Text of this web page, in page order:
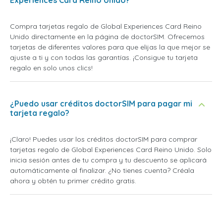
Compra tarjetas regalo de Global Experiences Card Reino
Unido directamente en la página de doctorSIM. Ofrecemos
tarjetas de diferentes valores para que elijas la que mejor se
ajuste a ti y con todas las garantías. ¡Consigue tu tarjeta
regalo en solo unos clics!
¿Puedo usar créditos doctorSIM para pagar mi
tarjeta regalo?
¡Claro! Puedes usar los créditos doctorSIM para comprar
tarjetas regalo de Global Experiences Card Reino Unido. Solo
inicia sesión antes de tu compra y tu descuento se aplicará
automáticamente al finalizar. ¿No tienes cuenta? Créala
ahora y obtén tu primer crédito gratis.